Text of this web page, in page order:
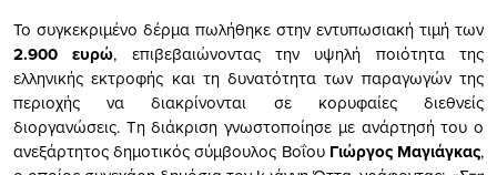
Το συγκεκριμένο δέρμα πωλήθηκε στην εντυπωσιακή τιμή των
2.900 ευρώ, επιβεβαιώνοντας την υψηλή ποιότητα της
ελληνικής εκτροφής και τη δυνατότητα των παραγωγών της
περιοχής να διακρίνονται σε κορυφαίες διεθνείς
διοργανώσεις. Τη διάκριση γνωστοποίησε με ανάρτησή του ο
ανεξάρτητος δημοτικός σύμβουλος Βοΐου Γιώργος Μαγιάγκας,